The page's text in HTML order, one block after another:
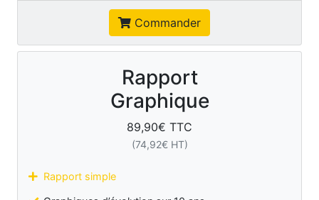
Commander
Rapport
Graphique
89,90€ TTC
(74,92€ HT)
Rapport simple